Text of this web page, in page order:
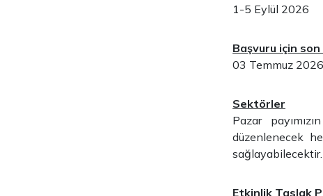
1-5 Eylül 2026
Başvuru için
03 Temmuz
Sektörler
Pazar
düzenlenecek
sağlayabilecektir.
Etkinlik Taslak